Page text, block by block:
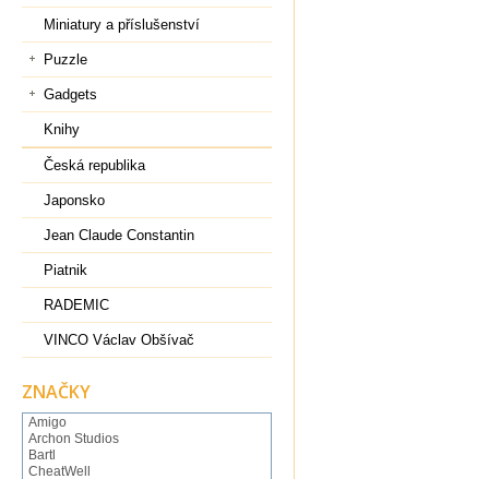
Miniatury a příslušenství
Puzzle
Gadgets
Knihy
Česká republika
Japonsko
Jean Claude Constantin
Piatnik
RADEMIC
VINCO Václav Obšívač
ZNAČKY
Amigo
Archon Studios
Bartl
CheatWell